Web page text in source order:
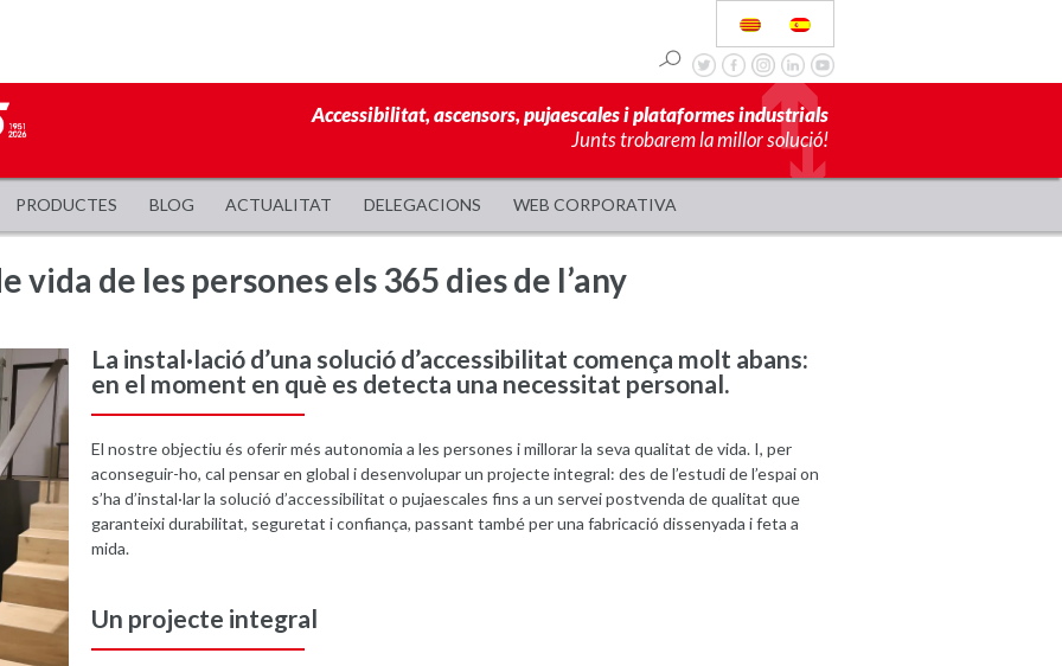
Accessibilitat, ascensors, pujaescales i plataformes industrials
Junts trobarem la millor solució!
PRODUCTES BLOG ACTUALITAT DELEGACIONS WEB CORPORATIVA
de les persones els 365 dies de l’any
La instal·lació d’una solució d’accessibilitat comença molt abans:
en el moment en què es detecta una necessitat personal.
El nostre objectiu és oferir més autonomia a les persones i millorar la seva qualitat de vida. I, per
aconseguir-ho, cal pensar en global i desenvolupar un projecte integral: des de l’estudi de l’espai on
s’ha d’instal·lar la solució d’accessibilitat o pujaescales fins a un servei postvenda de qualitat que
garanteixi durabilitat, seguretat i confiança, passant també per una fabricació dissenyada i feta a
mida.
Un projecte integral